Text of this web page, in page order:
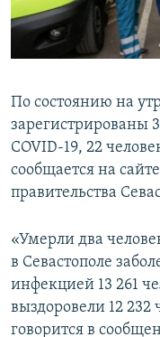
ПОБЕДИТЕЛЕЙ НЕ
КРЫМ.НЕПОКОРЕННЫЙ
УКРАИНСКАЯ
ПРИСОЕДИНЯЙТЕСЬ!
Все сайты RFE/RL
По состоянию на
зарегистрированы
COVID-19, 22
сообщается на
правительства
«Умерли два
в Севастополе
инфекцией 13 261
выздоровели 12 232
говорится в